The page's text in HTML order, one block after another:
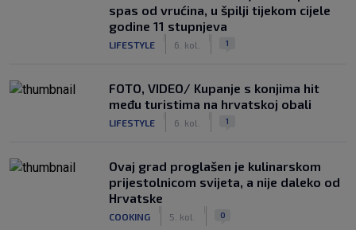
spas od vrućina, u špilji tijekom cijele
godine 11 stupnjeva
LIFESTYLE 6. kol. 1
FOTO, VIDEO/ Kupanje s konjima hit
među turistima na hrvatskoj obali
LIFESTYLE 6. kol. 1
Ovaj grad proglašen je kulinarskom
prijestolnicom svijeta, a nije daleko od
Hrvatske
COOKING 5. kol. 0